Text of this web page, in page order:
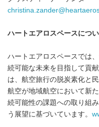
ハートエアロスペースにつ
ハートエアロスペースでは
続可能な未来を目指して貢
は、航空旅行の脱炭素化と
航空が地域航空において新
続可能性の課題への取り組
う展望に基づいています。